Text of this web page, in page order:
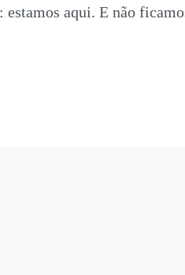
estamos aqui. E não